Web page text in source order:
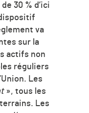
30 % d’ici
va
sur la
actifs non
réguliers
Les
», tous les
Les